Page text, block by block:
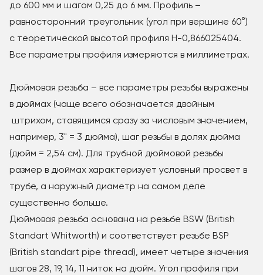
до 600 мм и шагом 0,25 до 6 мм. Профиль –
равносторонний треугольник (угол при вершине 60°)
c теоретической высотой профиля Н-0,866025404.
Все параметры профиля измеряются в миллиметрах.
Дюймовая резьба – все параметры резьбы выражены
в дюймах (чаще всего обозначается двойным
штрихом, ставящимся сразу за числовым значением,
например, 3" = 3 дюйма), шаг резьбы в долях дюйма
(дюйм = 2,54 см). Для трубной дюймовой резьбы
размер в дюймах характеризует условный просвет в
трубе, а наружный диаметр на самом деле
существенно больше.
Дюймовая резьба основана на резьбе BSW (British
Standart Whitworth) и соответствует резьбе BSP
(British standart pipe thread), имеет четыре значения
шагов 28, 19, 14, 11 ниток на дюйм. Угол профиля при